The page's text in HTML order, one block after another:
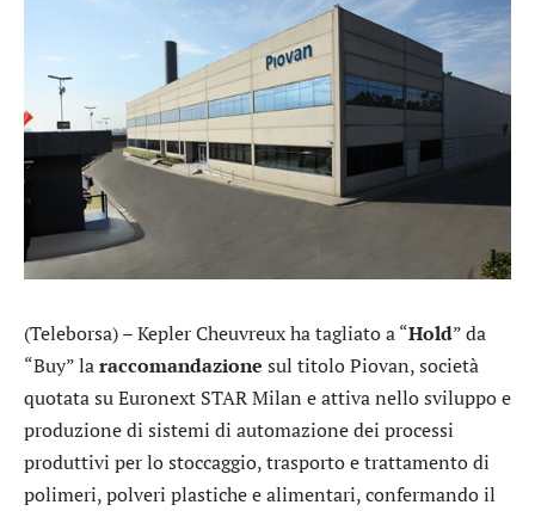
(Teleborsa) – Kepler Cheuvreux ha tagliato a “Hold” da
“Buy” laraccomandazione sul titoloPiovan, società
quotata su Euronext STAR Milan e attiva nello sviluppo e
produzione di sistemi di automazione dei processi
produttivi per lo stoccaggio, trasporto e trattamento di
polimeri, polveri plastiche e alimentari, confermando il